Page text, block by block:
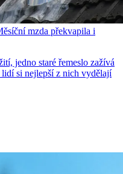
mzda překvapila i
jedno staré řemeslo zažívá
si nejlepší z nich vydělají